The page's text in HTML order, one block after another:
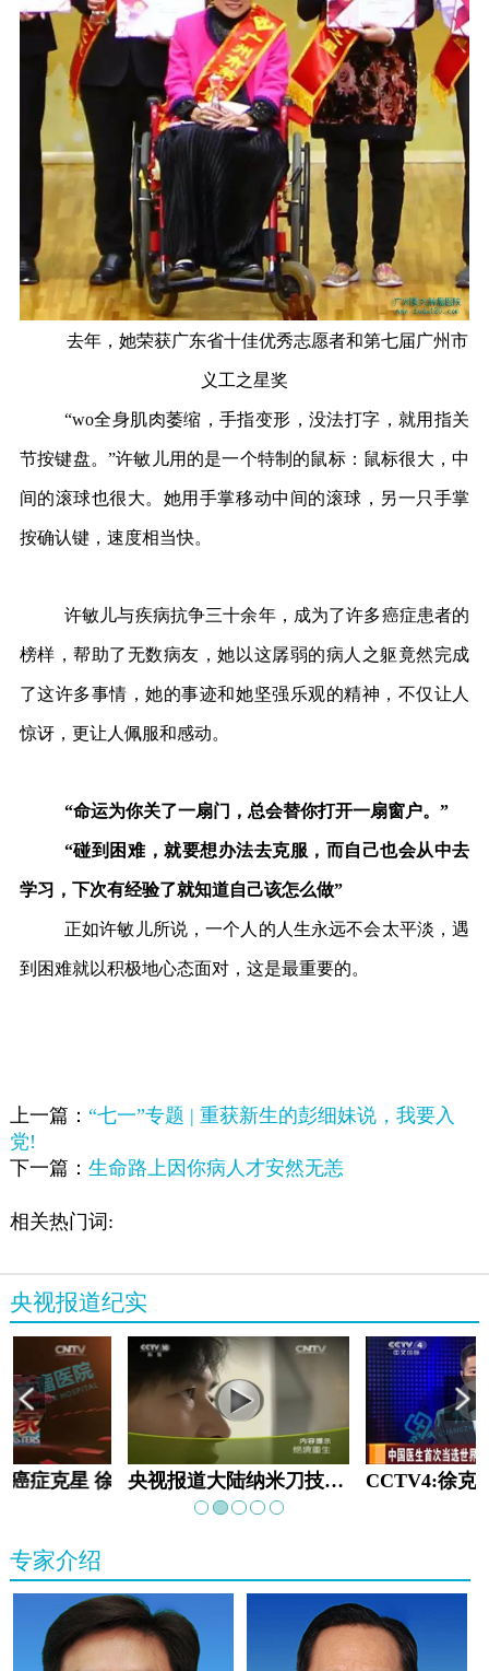
去年，她荣获广东省十佳优秀志愿者和第七届广州市
义工之星奖
“wo全身肌肉萎缩，手指变形，没法打字，就用指关
节按键盘。”许敏儿用的是一个特制的鼠标：鼠标很大，中
间的滚球也很大。她用手掌移动中间的滚球，另一只手掌
按确认键，速度相当快。
许敏儿与疾病抗争三十余年，成为了许多癌症患者的
榜样，帮助了无数病友，她以这孱弱的病人之躯竟然完成
了这许多事情，她的事迹和她坚强乐观的精神，不仅让人
惊讶，更让人佩服和感动。
“命运为你关了一扇门，总会替你打开一扇窗户。”
“碰到困难，就要想办法去克服，而自己也会从中去
学习，下次有经验了就知道自己该怎么做”
正如许敏儿所说，一个人的人生永远不会太平淡，遇
到困难就以积极地心态面对，这是最重要的。
上一篇： “七一”专题 | 重获新生的彭细妹说，我要入
党!
下一篇： 生命路上因你病人才安然无恙
相关热门词:
央视报道纪实
癌症克星 徐克成 央视报道大陆纳米刀技术手术：绝境重生
专家介绍